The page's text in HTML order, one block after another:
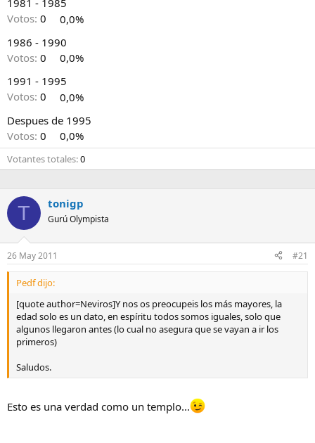
1981 - 1985
Votos: 0
0,0%
1986 - 1990
Votos: 0
0,0%
1991 - 1995
Votos: 0
0,0%
Despues de 1995
Votos: 0 0,0%
Votantes totales 0
T tonigp
Gurú Olympista
26 May 2011 #21
Pedf dijo:
[quote author=Neviros]Y nos os preocupeis los más mayores, la
edad solo es un dato, en espíritu todos somos iguales, solo que
algunos llegaron antes (lo cual no asegura que se vayan a ir los
primeros)
Saludos.
Esto es una verdad como un templo...